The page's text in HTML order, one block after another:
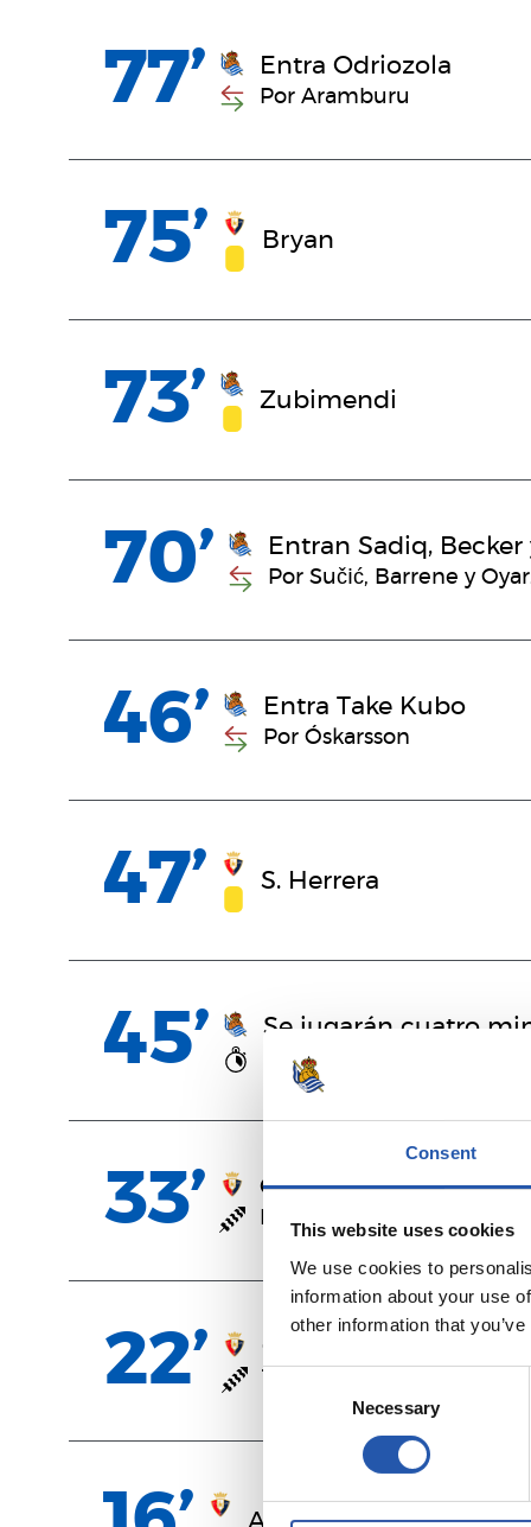
Consent
This website uses cookies
We use cookies to
information about your use
other information that
Necessary
77’ Entra Odriozola
Por Aramburu
75’ Bryan
73’ Zubimendi
70’ Entran Sadiq,
Por Sučić, Barrene y
46’ Entra Take Kubo
Por Óskarsson
47’ S. Herrera
45’ Se jugarán cuatro
AUPA REAL!
33’ Gol del Osasuna
22’ Gol del Osasuna
Torró
Aimar